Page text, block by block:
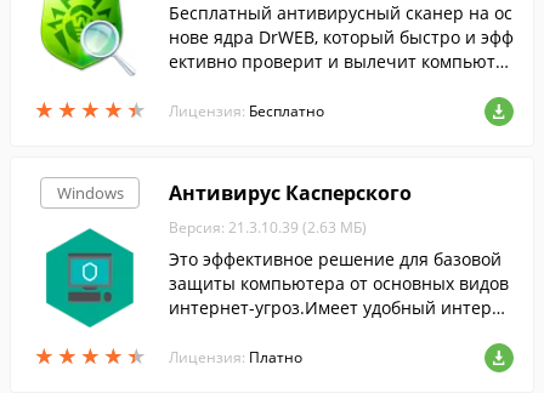
★ ★ ★ ★ ★
★ ★ ★ ★ ★
Бесплатный антивирусный сканер на ос
нове ядра DrWEB, который быстро и эфф
ективно проверит и вылечит компьюте
Лицензия: Бесплатно
Windows
★ ★ ★ ★ ★
★ ★ ★ ★ ★
Антивирус Касперского
Версия: 21.3.10.39 (2.63 МБ)
Это эффективное решение для базовой
защиты компьютера от основных видов
интернет-угроз.Имеет удобный интерфе
телю настройки.
Лицензия: Платно